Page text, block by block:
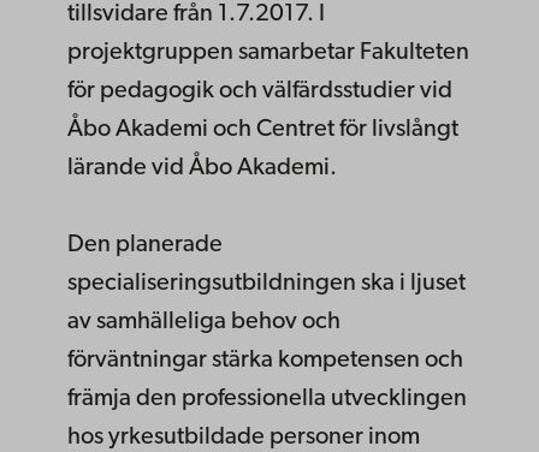
tillsvidare från 1.7.2017. I
projektgruppen samarbetar Fakulteten
för pedagogik och välfärdsstudier vid
Åbo Akademi och Centret för livslångt
lärande vid Åbo Akademi.
Den planerade
specialiseringsutbildningen ska i ljuset
av samhälleliga behov och
förväntningar stärka kompetensen och
främja den professionella utvecklingen
hos yrkesutbildade personer inom